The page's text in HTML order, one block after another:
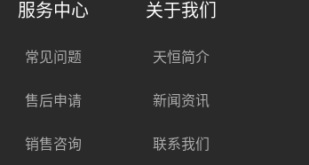
服务中心
常见问题
售后申请
销售咨询
关于我们
天恒简介
新闻资讯
联系我们